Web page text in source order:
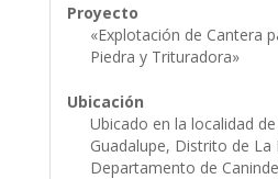
Proyecto
«Explotación de Cantera
Piedra y Trituradora»
Ubicación
Ubicado en la localidad
Guadalupe, Distrito de La
Departamento de